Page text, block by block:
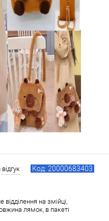
Код: 20000683403
на змійці,
лямок, в пакеті